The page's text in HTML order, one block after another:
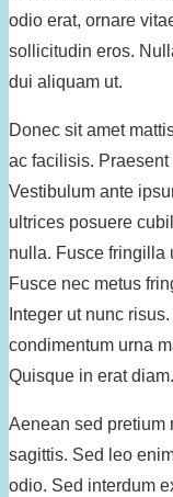
odio erat, ornare
sollicitudin eros.
dui aliquam ut.
Donec sit amet
ac facilisis.
Vestibulum ante
ultrices posuere
nulla. Fusce fringilla
Fusce nec metus
Integer ut nunc
condimentum urna
Quisque in erat
Aenean sed pretium
sagittis. Sed leo
odio. Sed interdum